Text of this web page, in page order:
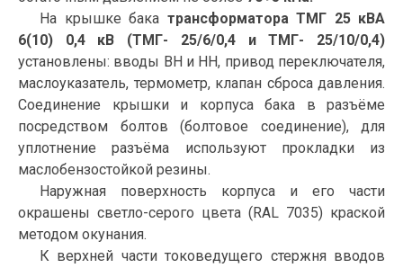
На крышке бака трансформатора ТМГ 25 кВА
6(10) 0,4 кВ (ТМГ- 25/6/0,4 и ТМГ- 25/10/0,4)
установлены: вводы ВН и НН, привод переключателя,
маслоуказатель, термометр, клапан сброса давления.
Соединение крышки и корпуса бака в разъёме
посредством болтов (болтовое соединение), для
уплотнение разъёма используют прокладки из
маслобензостойкой резины.
Наружная поверхность корпуса и его части
окрашены светло-серого цвета (RAL 7035) краской
методом окунания.
К верхней части токоведущего стержня вводов